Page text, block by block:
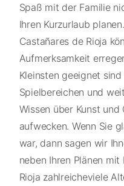
Spaß mit der Familie
Ihren Kurzurlaub
Castañares de Rioja
Aufmerksamkeit
Kleinsten geeignet
Spielbereichen und
Wissen über Kunst und
aufwecken. Wenn Sie
war, dann sagen wir
neben Ihren Plänen
Rioja zahlreicheviele